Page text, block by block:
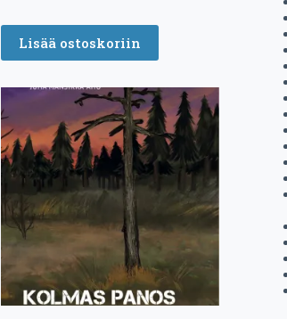
Lisää ostoskoriin